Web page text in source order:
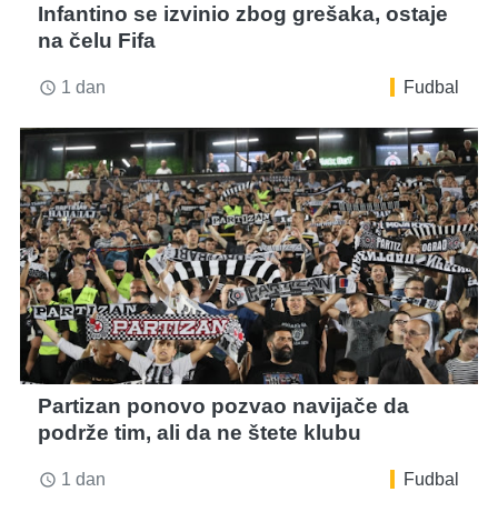
Infantino se izvinio zbog grešaka, ostaje
na čelu Fifa
access_time 1 dan Fudbal
Partizan ponovo pozvao navijače da
podrže tim, ali da ne štete klubu
access_time 1 dan Fudbal